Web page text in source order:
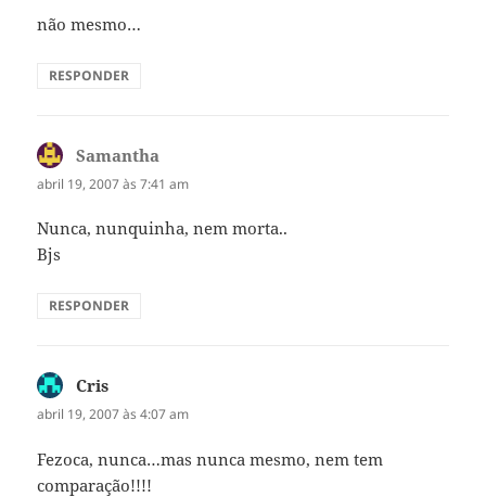
não mesmo…
RESPONDER
Samantha
abril 19, 2007 às 7:41 am
Nunca, nunquinha, nem morta..
Bjs
RESPONDER
Cris
abril 19, 2007 às 4:07 am
Fezoca, nunca…mas nunca mesmo, nem tem
comparação!!!!